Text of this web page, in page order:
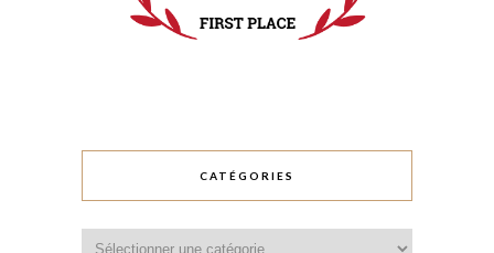
CATÉGORIES